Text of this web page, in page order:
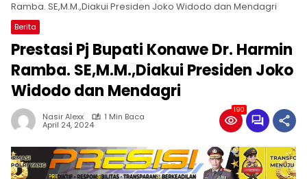
Ramba. SE,M.M.,Diakui Presiden Joko Widodo dan Mendagri
Berita
Prestasi Pj Bupati Konawe Dr. Harmin
Ramba. SE,M.M.,Diakui Presiden Joko
Widodo dan Mendagri
Nasir Alexx 1 Min Baca
April 24, 2024
190